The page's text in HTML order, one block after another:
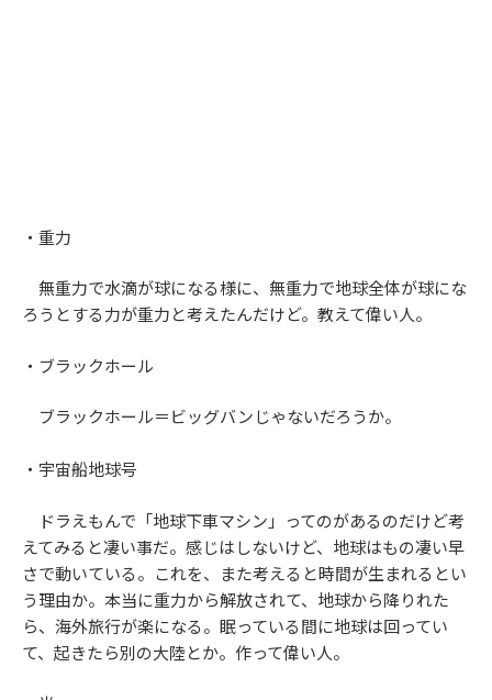
・重力
無重力で水滴が球になる様に、無重力で地球全体が球にな
ろうとする力が重力と考えたんだけど。教えて偉い人。
・ブラックホール
ブラックホール＝ビッグバンじゃないだろうか。
・宇宙船地球号
ドラえもんで「地球下車マシン」ってのがあるのだけど考
えてみると凄い事だ。感じはしないけど、地球はもの凄い早
さで動いている。これを、また考えると時間が生まれるとい
う理由か。本当に重力から解放されて、地球から降りれた
ら、海外旅行が楽になる。眠っている間に地球は回ってい
て、起きたら別の大陸とか。作って偉い人。